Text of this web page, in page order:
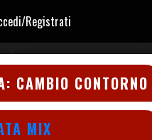
Registrati
CAMBIO CONTORNO
MIX